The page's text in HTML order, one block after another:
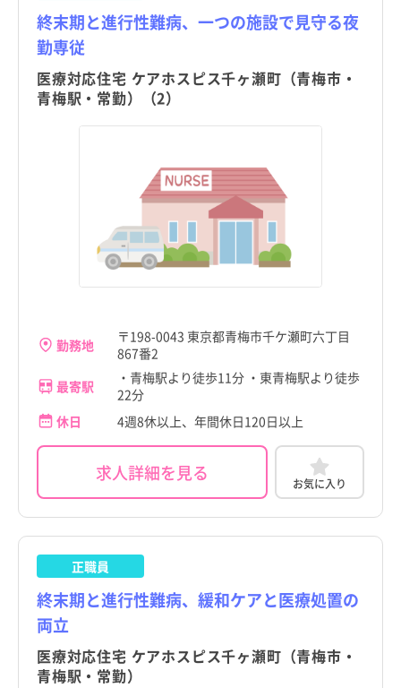
終末期と進行性難病、一つの施設で見守る夜
勤専従
医療対応住宅 ケアホスピス千ヶ瀬町（青梅市・
青梅駅・常勤）（2）
勤務地
〒198-0043 東京都青梅市千ケ瀬町六丁目
867番2
最寄駅
・青梅駅より徒歩11分 ・東青梅駅より徒歩
22分
休日
4週8休以上、年間休日120日以上
求人詳細を見る お気に入り
正職員
終末期と進行性難病、緩和ケアと医療処置の
両立
医療対応住宅 ケアホスピス千ヶ瀬町（青梅市・
青梅駅・常勤）